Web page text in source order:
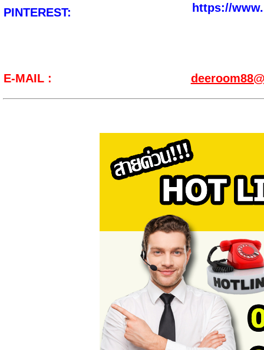
PINTEREST: https://
E-MAIL :